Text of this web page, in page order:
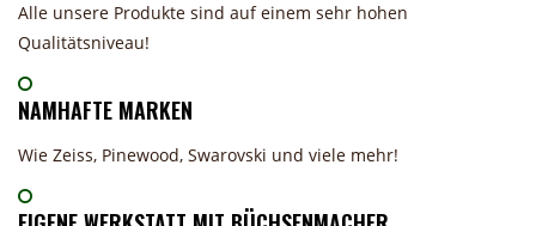
Alle unsere Produkte sind auf einem sehr hohen
Qualitätsniveau!
NAMHAFTE MARKEN
Wie Zeiss, Pinewood, Swarovski und viele mehr!